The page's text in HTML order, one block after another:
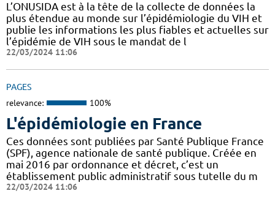
L’ONUSIDA est à la tête de la collecte de données la
plus étendue au monde sur l’épidémiologie du VIH et
publie les informations les plus fiables et actuelles sur
l’épidémie de VIH sous le mandat de l
22/03/2024 11:06
PAGES
relevance: 100%
L'épidémiologie en France
Ces données sont publiées par Santé Publique France
(SPF), agence nationale de santé publique. Créée en
mai 2016 par ordonnance et décret, c’est un
établissement public administratif sous tutelle du m
22/03/2024 11:06